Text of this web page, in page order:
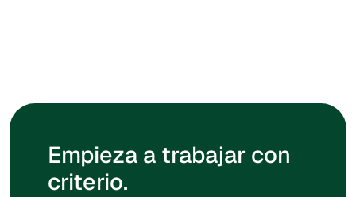
Empieza a trabajar con
criterio.